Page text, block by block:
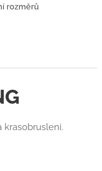
rozměrů
krasobruslení.